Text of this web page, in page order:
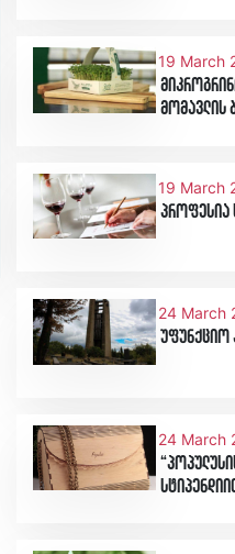
19 March
მომავლის
19 March
პროფესია
24 March
უფუნქციო
24 March